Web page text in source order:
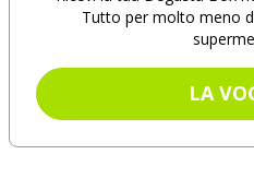
Tutto per molto meno
LA